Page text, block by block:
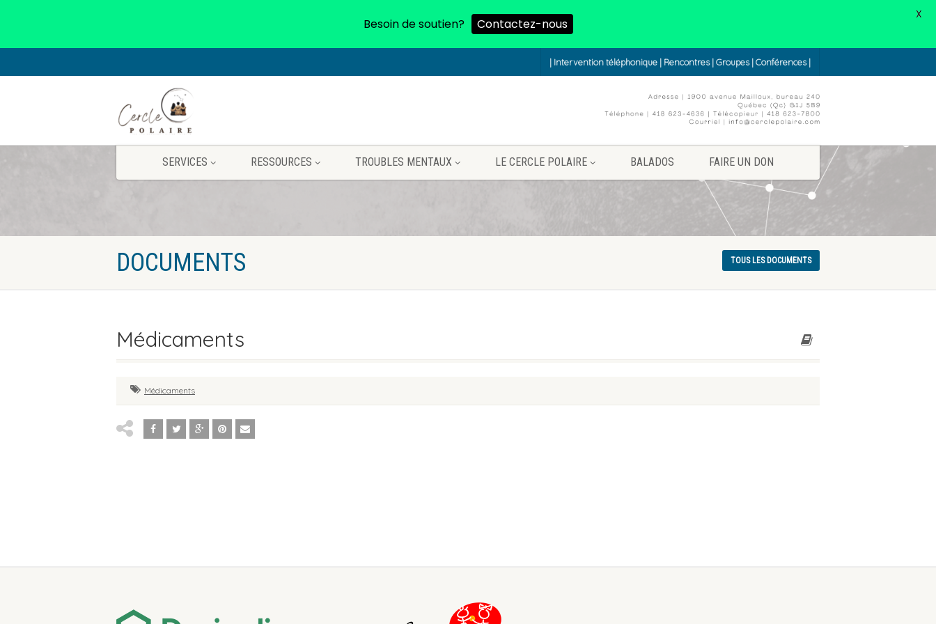
| Intervention téléphonique | Rencontres | Groupes | Conférences |
SERVICES RESSOURCES TROUBLES MENTAUX LE CERCLE POLAIRE BALADOS FAIRE UN DON
DOCUMENTS TOUS LES DOCUMENTS
Médicaments
Médicaments
Besoin de soutien? Contactez-nous
X